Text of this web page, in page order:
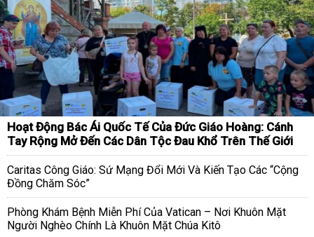
Hoạt Động Bác Ái Quốc Tế Của Đức Giáo Hoàng: Cánh
Tay Rộng Mở Đến Các Dân Tộc Đau Khổ Trên Thế Giới
Caritas Công Giáo: Sứ Mạng Đổi Mới Và Kiến Tạo Các “Cộng
Đồng Chăm Sóc”
Phòng Khám Bệnh Miễn Phí Của Vatican – Nơi Khuôn Mặt
Người Nghèo Chính Là Khuôn Mặt Chúa Kitô